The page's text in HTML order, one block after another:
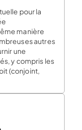
pour la
manière
autres
une
y compris les
(conjoint,